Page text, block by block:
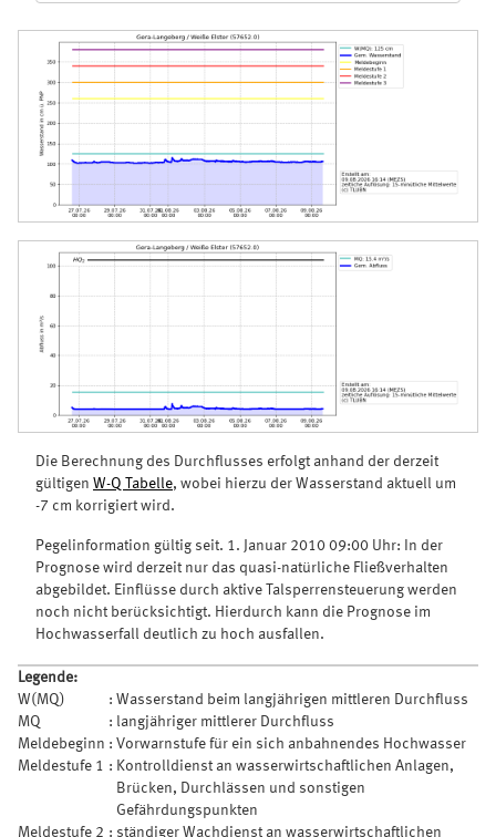
Die Berechnung des Durchflusses erfolgt anhand der derzeit
gültigen W-Q Tabelle, wobei hierzu der Wasserstand aktuell um
-7 cm korrigiert wird.
Pegelinformation gültig seit. 1. Januar 2010 09:00 Uhr: In der
Prognose wird derzeit nur das quasi-natürliche Fließverhalten
abgebildet. Einflüsse durch aktive Talsperrensteuerung werden
noch nicht berücksichtigt. Hierdurch kann die Prognose im
Hochwasserfall deutlich zu hoch ausfallen.
Legende:
W(MQ)
: Wasserstand beim langjährigen mittleren Durchfluss
MQ
: langjähriger mittlerer Durchfluss
Meldebeginn : Vorwarnstufe für ein sich anbahnendes Hochwasser
Meldestufe 1 : Kontrolldienst an wasserwirtschaftlichen Anlagen,
Brücken, Durchlässen und sonstigen
Gefährdungspunkten
Meldestufe 2 : ständiger Wachdienst an wasserwirtschaftlichen